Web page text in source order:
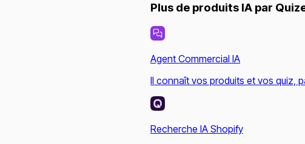
Plus de produits IA par
Agent Commercial IA
Il connaît vos produits et vos quiz,
Recherche IA Shopify